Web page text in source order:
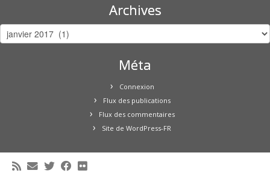
Archives
Archives
Méta
Connexion
Flux des publications
Flux des commentaires
Site de WordPress-FR